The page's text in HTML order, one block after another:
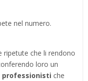
nel numero.
ripetute che li rendono
loro un
professionisti che